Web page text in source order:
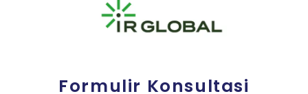
Formulir Konsultasi